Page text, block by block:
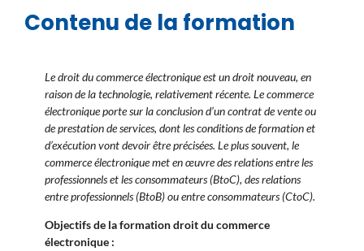
Contenu de la formation
Le droit du commerce électronique est un droit nouveau, en
raison de la technologie, relativement récente. Le commerce
électronique porte sur la conclusion d’un contrat de vente ou
de prestation de services, dont les conditions de formation et
d’exécution vont devoir être précisées. Le plus souvent, le
commerce électronique met en œuvre des relations entre les
professionnels et les consommateurs (BtoC), des relations
entre professionnels (BtoB) ou entre consommateurs (CtoC).
Objectifs de la formation droit du commerce
électronique :